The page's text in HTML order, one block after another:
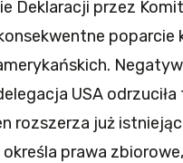
Deklaracji przez
USA
rozszerza już
prawa